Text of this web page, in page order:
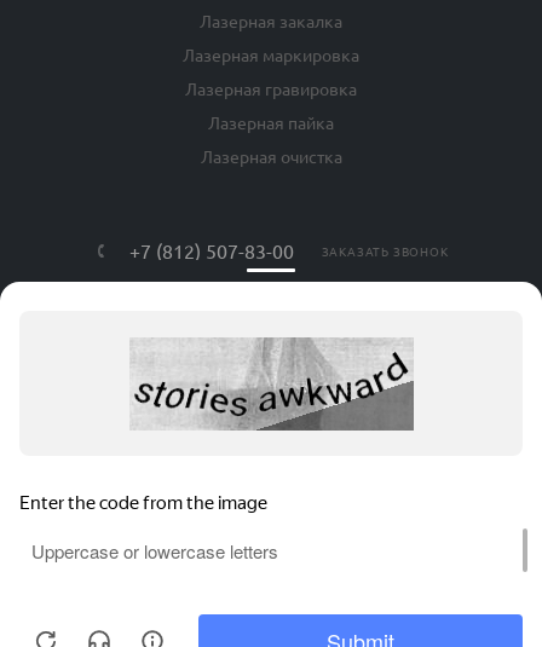
Лазерная закалка
Лазерная маркировка
Лазерная гравировка
Лазерная пайка
Лазерная очистка
+7 (812) 507-83-00 ЗАКАЗАТЬ ЗВОНОК
г. Санкт-Петербург, ул. Яблочкова, дом
№ 20, литер Я, оф. 408
АВРОРА ТЕХ © , 2026. Все права защищены.
Соглашение на обработку персональных данных